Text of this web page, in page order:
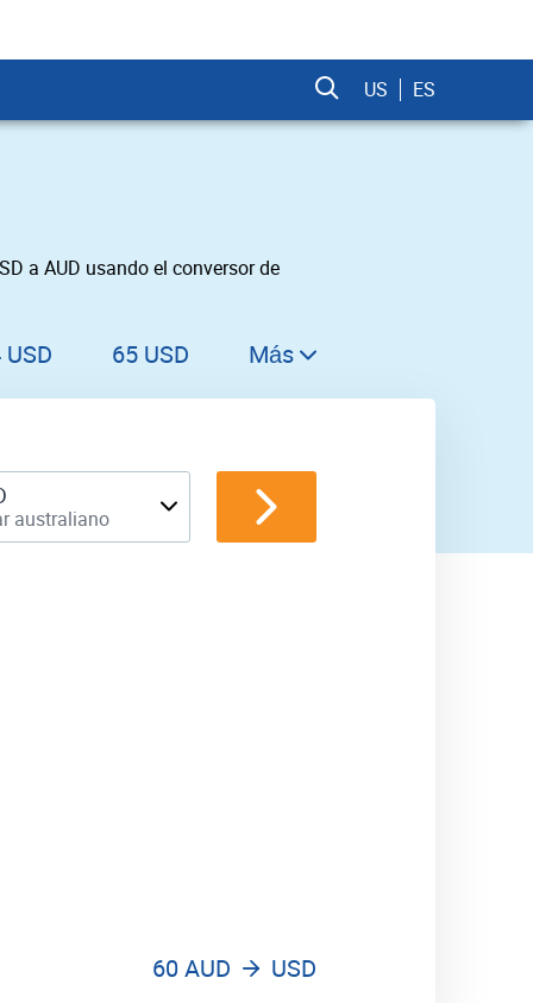
US ES
a AUD usando el conversor de
65 USD
67 USD
68 USD
69 USD
Más
australiano
60 AUD USD